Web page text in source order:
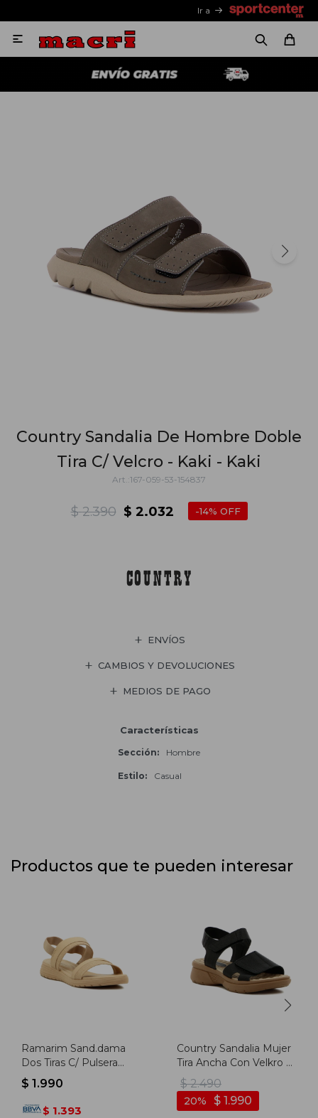
Ir a

Country Sandalia De Hombre Doble
Tira C/ Velcro - Kaki - Kaki
167-059-53-154837
$ 2.032
$ 2.390 14
ENVÍOS
CAMBIOS Y DEVOLUCIONES
MEDIOS DE PAGO
Características
Sección Hombre
Estilo Casual
Productos que te pueden interesar
Ramarim Sand.dama
Dos Tiras C/ Pulsera
Elástica S/baja -
Almendra
$ 1.990
$ 1.393
Country Sandalia Mujer
Tira Ancha Con Velkro Y
Pulsera - Negro
$ 2.490
$ 1.990
20